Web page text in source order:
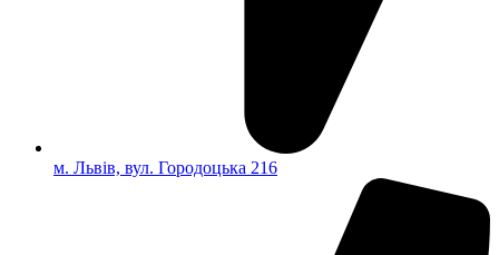
м. Львів, вул. Городоцька 216